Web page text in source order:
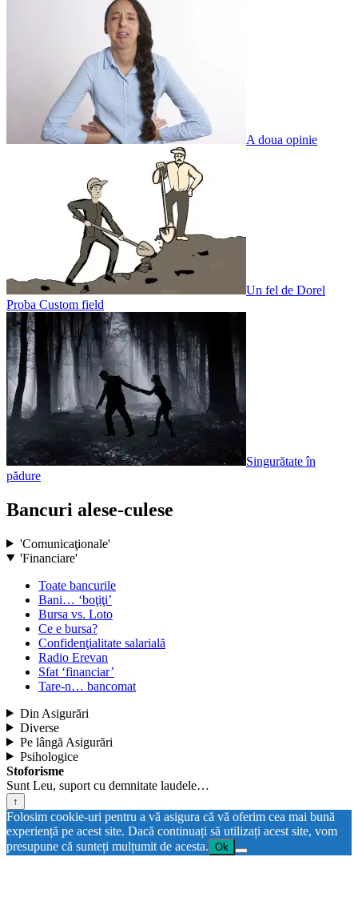
A doua opinie
Un fel de Dorel
Proba Custom field
Singurătate în
pădure
Bancuri alese-culese
'Comunicaţionale'
'Financiare'
Toate bancurile
Bani… ‘boţiţi’
Bursa vs. Loto
Ce e bursa?
Confidenţialitate salarială
Radio Erevan
Sfat ‘financiar’
Tare-n… bancomat
Din Asigurări
Diverse
Pe lângă Asigurări
Psihologice
Stoforisme
Sunt Leu, suport cu demnitate laudele…
↑
Folosim cookie-uri pentru a vă asigura că vă oferim cea mai bună
experiență pe acest site. Dacă continuați să utilizați acest site, vom
presupune că sunteți mulțumit de acesta. Ok